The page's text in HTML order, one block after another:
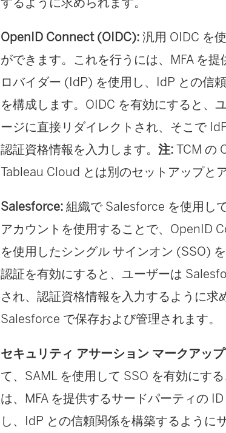
OpenID Connect (OIDC): 汎用 OIDC を
ができます。これを行うには、MFA を
ロバイダー (IdP) を使用し、IdP との信
を構成します。OIDC を有効にすると、
ージに直接リダイレクトされ、そこで
認証資格情報を入力します。注: TCM の
Tableau Cloud とは別のセットアップと
Salesforce: 組織で Salesforce を使用し
アカウントを使用することで、OpenID
を使用したシングル サインオン (SSO)
認証を有効にすると、ユーザーは
され、認証資格情報を入力するように求
Salesforce で保存および管理されます。
セキュリティ アサーション マークアッ
て、SAML を使用して SSO を有効にす
は、MFA を提供するサードパーティの
し、IdP との信頼関係を構築するように